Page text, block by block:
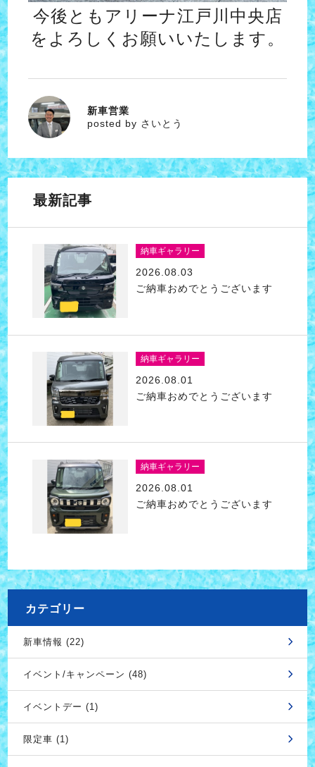
今後ともアリーナ江戸川中央店
をよろしくお願いいたします。
さいとう
新車営業
posted by さいとう
最新記事
納車ギャラリー
2026.08.03
ご納車おめでとうございます
納車ギャラリー
2026.08.01
ご納車おめでとうございます
納車ギャラリー
2026.08.01
ご納車おめでとうございます
カテゴリー
新車情報 (22)
イベント/キャンペーン (48)
イベントデー (1)
限定車 (1)